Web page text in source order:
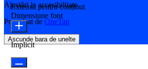
Ajustări la accesibilitate
Propulsat de OneTap
Ascunde bara de unelte
Extensii pentru conținut
Dimensiune font
Implicit